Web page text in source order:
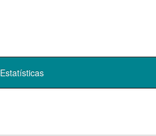
Estatísticas